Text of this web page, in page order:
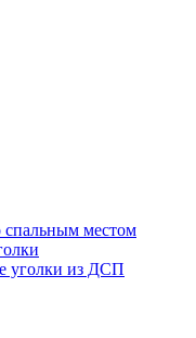
спальным местом
уголки из ДСП